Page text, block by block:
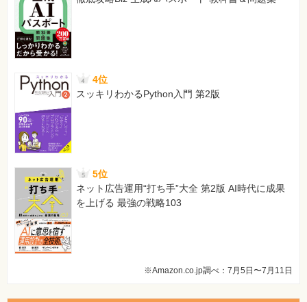
4位
スッキリわかるPython入門 第2版
5位
ネット広告運用“打ち手”大全 第2版 AI時代に成果
を上げる 最強の戦略103
※Amazon.co.jp調べ：7月5日〜7月11日